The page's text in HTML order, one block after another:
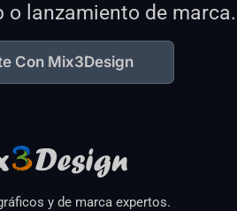
o lanzamiento de marca.
Con Mix3Design
y de marca expertos.